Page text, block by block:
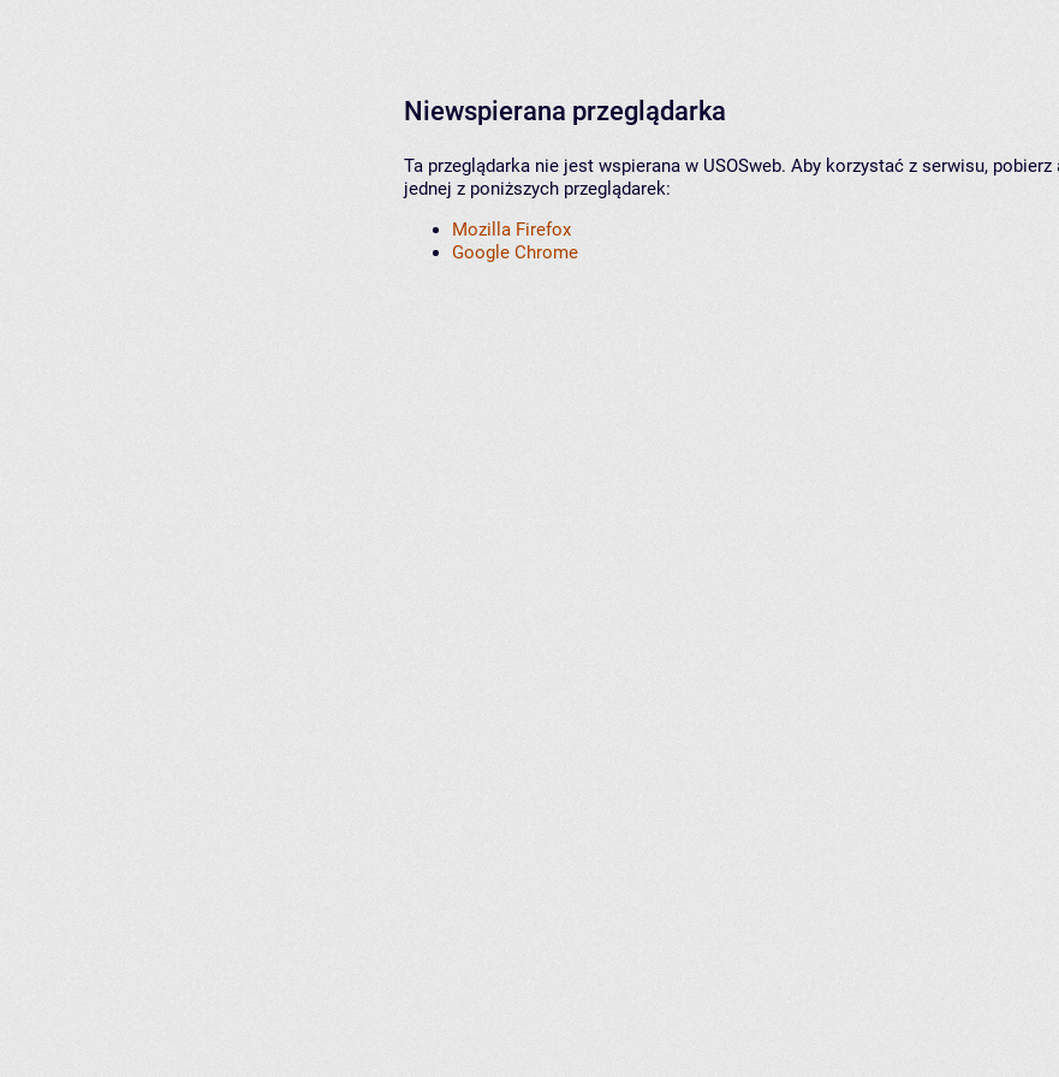
Niewspierana przeglądarka
Ta przeglądarka nie jest wspierana w USOSweb. Aby korzystać z serwisu,
jednej z poniższych przeglądarek:
Mozilla Firefox
Google Chrome